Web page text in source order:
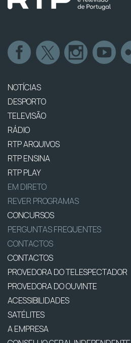
NOTÍCIAS
DESPORTO
TELEVISÃO
RÁDIO
RTP ARQUIVOS
RTP ENSINA
RTP PLAY
EM DIRETO
REVER PROGRAMAS
CONCURSOS
PERGUNTAS FREQUENTES
CONTACTOS
CONTACTOS
PROVEDORA DO TELESPECTADOR
PROVEDORA DO OUVINTE
ACESSIBILIDADES
SATÉLITES
A EMPRESA